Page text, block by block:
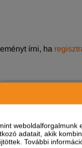
weboldalforgalmunk
adatait, akik
További
írni, ha